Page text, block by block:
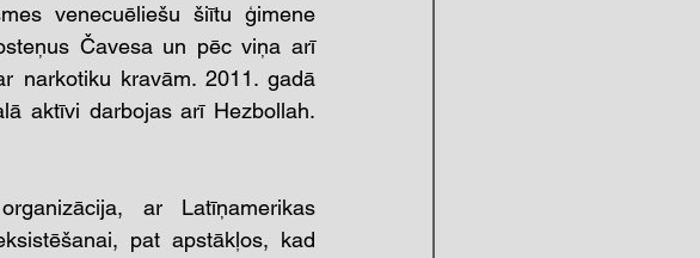
venecuēliešu šiītu ģimene
Čavesa un pēc viņa arī
narkotiku kravām. 2011. gadā
aktīvi darbojas arī Hezbollah.
ar Latīņamerikas
pat apstākļos, kad